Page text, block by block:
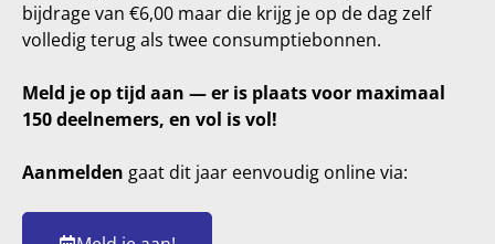
bijdrage van €6,00 maar die krijg je op de dag zelf
volledig terug als twee consumptiebonnen.
Meld je op tijd aan — er is plaats voor maximaal
150 deelnemers, en vol is vol!
Aanmelden gaat dit jaar eenvoudig online via: